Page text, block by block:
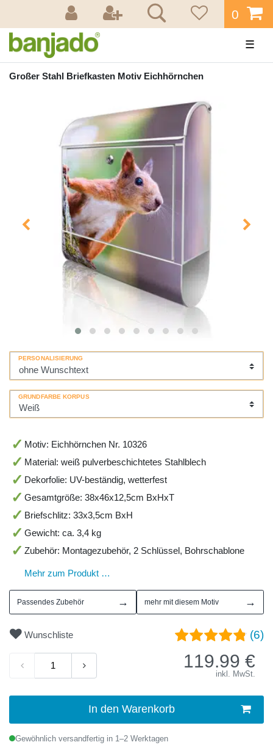
0
☰
Großer Stahl Briefkasten Motiv Eichhörnchen
PERSONALISIERUNG
GRUNDFARBE KORPUS
Motiv: Eichhörnchen Nr. 10326
Material: weiß pulverbeschichtetes Stahlblech
Dekorfolie: UV-beständig, wetterfest
Gesamtgröße: 38x46x12,5cm BxHxT
Briefschlitz: 33x3,5cm BxH
Gewicht: ca. 3,4 kg
Zubehör: Montagezubehör, 2 Schlüssel, Bohrschablone
Mehr zum Produkt …
Passendes Zubehör → mehr mit diesem Motiv →
Wunschliste (6)
119.99 €
inkl. MwSt.
In den Warenkorb
Gewöhnlich versandfertig in 1–2 Werktagen